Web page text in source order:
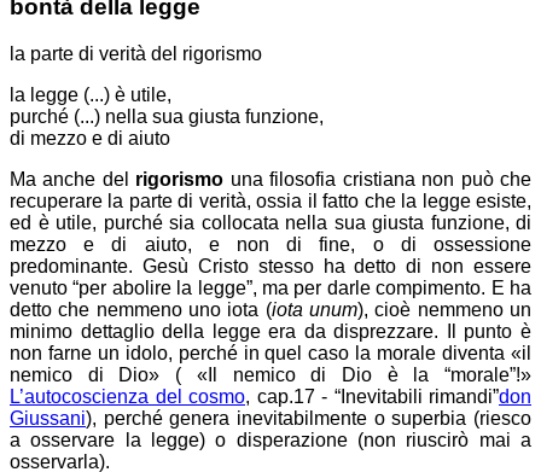
bontà della legge
la parte di verità del rigorismo
la legge (...) è utile,
purché (...) nella sua giusta funzione,
di mezzo e di aiuto
Ma anche del rigorismo una filosofia cristiana non può che
recuperare la parte di verità, ossia il fatto che la legge esiste,
ed è utile, purché sia collocata nella sua giusta funzione, di
mezzo e di aiuto, e non di fine, o di ossessione
predominante. Gesù Cristo stesso ha detto di non essere
venuto “per abolire la legge”, ma per darle compimento. E ha
detto che nemmeno uno iota (iota unum), cioè nemmeno un
minimo dettaglio della legge era da disprezzare. Il punto è
non farne un idolo, perché in quel caso la morale diventa «il
nemico di Dio» ( «Il nemico di Dio è la “morale”!»
L’autocoscienza del cosmo, cap.17 - “Inevitabili rimandi”don
Giussani), perché genera inevitabilmente osuperbia (riesco
a osservare la legge) o disperazione (non riuscirò mai a
osservarla).